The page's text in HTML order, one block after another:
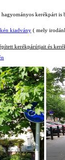
kerékpárt
kiadvány ( mely
kerékpárútjait és